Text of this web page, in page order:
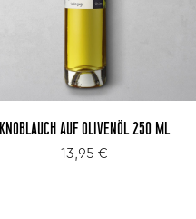
KNOBLAUCH AUF OLIVENÖL 250 ML
13,95 €